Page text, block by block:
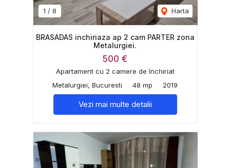
1 / 8 Harta
BRASADAS inchiriaza ap 2 cam PARTER zona
Metalurgiei.
500 €
Apartament cu 2 camere de închiriat
Metalurgiei, Bucuresti
48 mp 2019
Vezi mai multe detalii